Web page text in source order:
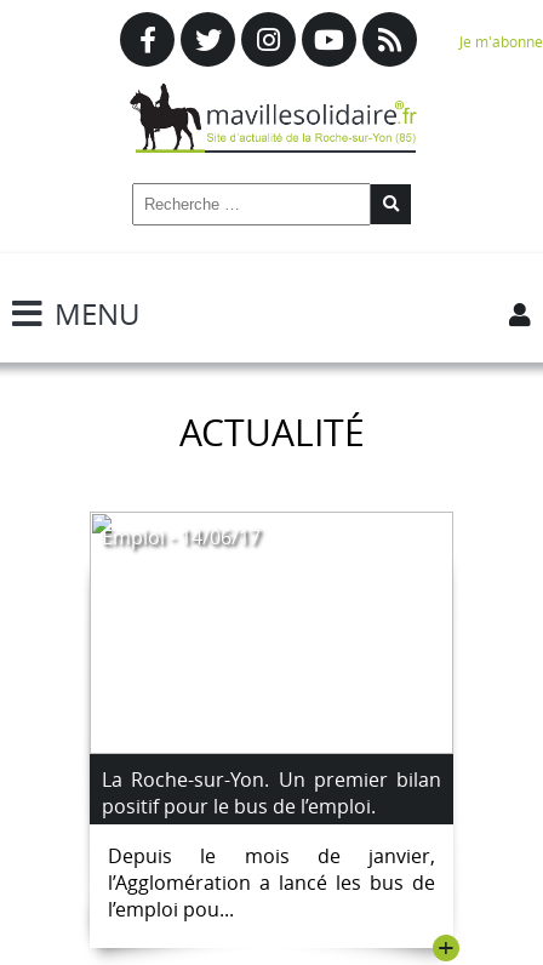
Je m'abonne
MENU
ACTUALITÉ
Emploi - 14/06/17
La Roche-sur-Yon. Un premier bilan
positif pour le bus de l’emploi.
Depuis le mois de janvier,
l’Agglomération a lancé les bus de
l’emploi pou...
+